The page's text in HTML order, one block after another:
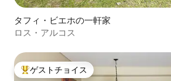
タフィ・ビエホの一軒家
ロス・アルコス
大好評のゲストチョイスです。
ゲストチョイス